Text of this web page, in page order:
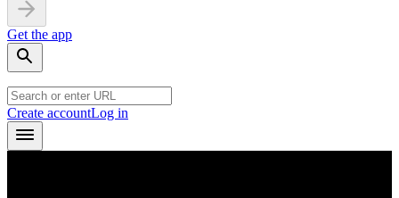
Get the app
Create accountLog in